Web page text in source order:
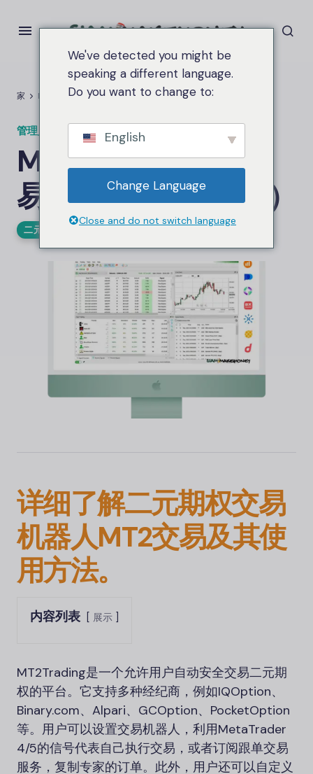
家 MT2自动二元期权交易机器人（免费下载）
管理员 6 月 23, 2026 3.0钾 视图
MT2自动二元期权交
易机器人（免费下载）
二元期权
详细了解二元期权交易
机器人MT2交易及其使
用方法。
内容列表 展示
MT2Trading是一个允许用户自动安全交易二元期
权的平台。它支持多种经纪商，例如IQOption、
Binary.com、Alpari、GCOption、PocketOption
等。用户可以设置交易机器人，利用MetaTrader
4/5的信号代表自己执行交易，或者订阅跟单交易
服务，复制专家的订单。此外，用户还可以自定义
We've detected you might be
speaking a different language.
Do you want to change to:
English
Change Language
Close and do not switch language